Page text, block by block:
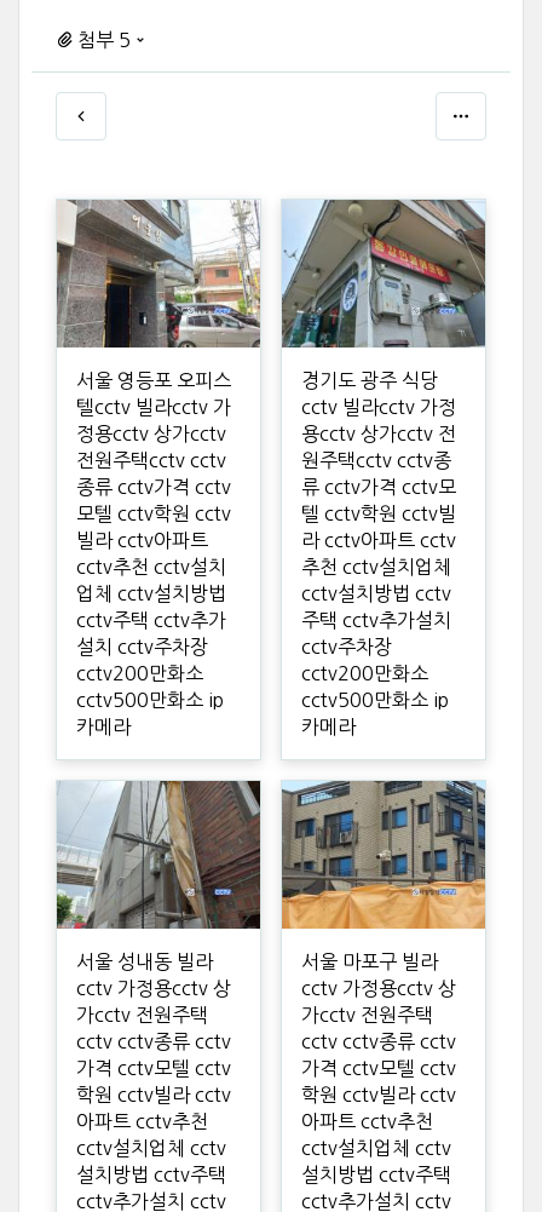
첨부 5
서울 영등포 오피스
텔cctv 빌라cctv 가
정용cctv 상가cctv
전원주택cctv cctv
종류 cctv가격 cctv
모텔 cctv학원 cctv
빌라 cctv아파트
cctv추천 cctv설치
업체 cctv설치방법
cctv주택 cctv추가
설치 cctv주차장
cctv200만화소
cctv500만화소 ip
카메라
경기도 광주 식당
cctv 빌라cctv 가정
용cctv 상가cctv 전
원주택cctv cctv종
류 cctv가격 cctv모
텔 cctv학원 cctv빌
라 cctv아파트 cctv
추천 cctv설치업체
cctv설치방법 cctv
주택 cctv추가설치
cctv주차장
cctv200만화소
cctv500만화소 ip
카메라
서울 성내동 빌라
cctv 가정용cctv 상
가cctv 전원주택
cctv cctv종류 cctv
가격 cctv모텔 cctv
학원 cctv빌라 cctv
아파트 cctv추천
cctv설치업체 cctv
설치방법 cctv주택
cctv추가설치 cctv
서울 마포구 빌라
cctv 가정용cctv 상
가cctv 전원주택
cctv cctv종류 cctv
가격 cctv모텔 cctv
학원 cctv빌라 cctv
아파트 cctv추천
cctv설치업체 cctv
설치방법 cctv주택
cctv추가설치 cctv